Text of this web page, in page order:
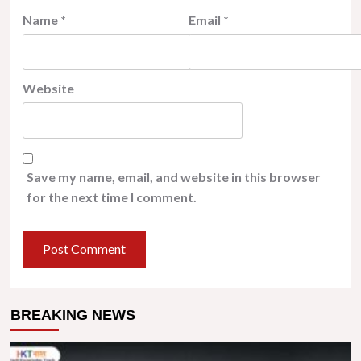
Name * Email *
Website
Save my name, email, and website in this browser
for the next time I comment.
BREAKING NEWS